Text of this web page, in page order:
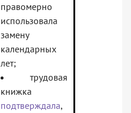
правомерно
использовала
замену
календарных
лет;
трудовая
книжка
подтверждала,